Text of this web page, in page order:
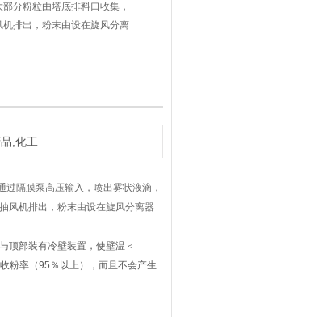
分粉粒由塔底排料口收集，
排出，粉末由设在旋风分离
,化工
隔膜泵高压输入，喷出雾状液滴，
风机排出，粉末由设在旋风分离器
顶部装有冷壁装置，使壁温＜
粉率（95％以上），而且不会产生